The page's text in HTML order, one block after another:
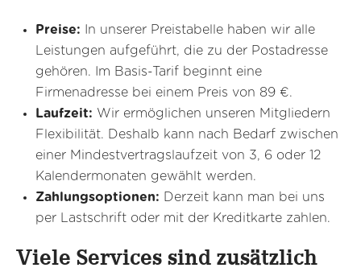
Preise: In unserer Preistabelle haben wir alle
Leistungen aufgeführt, die zu der Postadresse
gehören. Im Basis-Tarif beginnt eine
Firmenadresse bei einem Preis von 89 €.
Laufzeit: Wir ermöglichen unseren Mitgliedern
Flexibilität. Deshalb kann nach Bedarf zwischen
einer Mindestvertragslaufzeit von 3, 6 oder 12
Kalendermonaten gewählt werden.
Zahlungsoptionen:
Derzeit kann man bei uns
per Lastschrift oder mit der Kreditkarte zahlen.
Viele Services sind zusätzlich